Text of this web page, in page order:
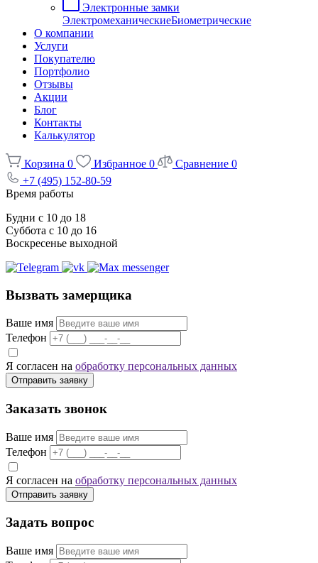
Электронные замки
ЭлектромеханическиеБиометрические
О компании
Услуги
Покупателю
Портфолио
Отзывы
Акции
Блог
Контакты
Калькулятор
Корзина 0 Избранное 0 Сравнение 0
+7 (495) 152-80-59
Время работы
Будни с 10 до 18
Суббота с 10 до 16
Воскресенье выходной
Вызвать замерщика
Ваше имя
Телефон
Я согласен на обработку персональных данных
Отправить заявку
Заказать звонок
Ваше имя
Телефон
Я согласен на обработку персональных данных
Отправить заявку
Задать вопрос
Ваше имя